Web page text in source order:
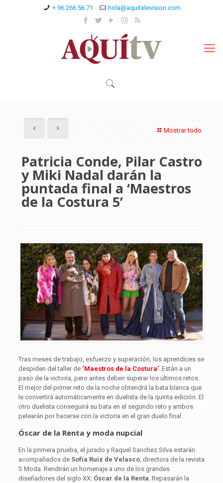
+ 96 266 56 71 hola@aquitelevision.com
Mostrar todo
Patricia Conde, Pilar Castro
y Miki Nadal darán la
puntada final a ‘Maestros
de la Costura 5’
Tras meses de trabajo, esfuerzo y superación, los aprendices se
despiden del taller de ‘Maestros de la Costura’. Están a un
paso de la victoria, pero antes deben superar los últimos retos.
El mejor del primer reto de la noche obtendrá la bata blanca que
le convertirá automáticamente en duelista de la quinta edición. El
otro duelista conseguirá su bata en el segundo reto y ambos
pelearán por hacerse con la victoria en el gran duelo final.
Óscar de la Renta y moda nupcial
En la primera prueba, el jurado y Raquel Sanchez Silva estarán
acompañados de Sofía Ruiz de Velasco, directora de la revista
S Moda. Rendirán un homenaje a uno de los grandes
diseñadores del siglo XX: Óscar de la Renta . Repasarán la